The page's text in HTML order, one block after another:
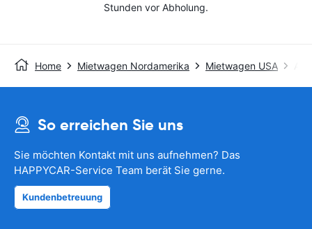
Stunden vor Abholung.
Home Mietwagen Nordamerika Mietwagen USA
So erreichen Sie uns
Sie möchten Kontakt mit uns aufnehmen? Das
HAPPYCAR-Service Team berät Sie gerne.
Kundenbetreuung